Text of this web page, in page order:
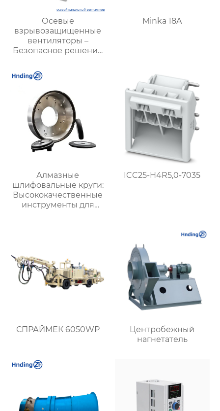
Осевые
взрывозащищенные
вентиляторы –
Безопасное решение
Minka 18A
Алмазные
шлифовальные круги:
Высококачественные
инструменты для
ICC25-H4R5,0-7035
СПРАЙМЕК 6050WP
Центробежный
нагнетатель